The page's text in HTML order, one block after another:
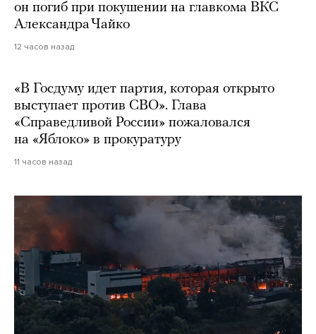
он погиб при покушении на главкома ВКС
Александра Чайко
12 часов назад
«В Госдуму идет партия, которая открыто
выступает против СВО». Глава
«Справедливой России» пожаловался
на «Яблоко» в прокуратуру
11 часов назад